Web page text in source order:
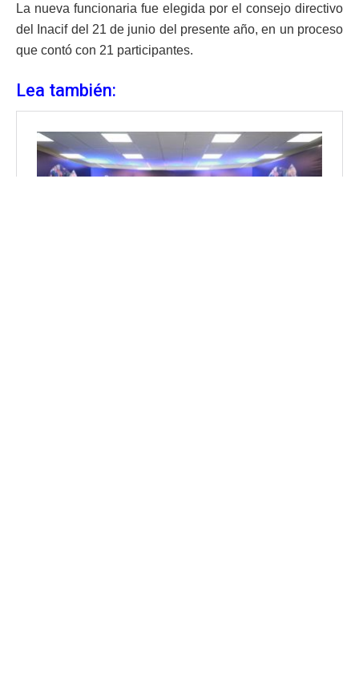
La nueva funcionaria fue elegida por el consejo directivo
del Inacif del 21 de junio del presente año, en un proceso
que contó con 21 participantes.
Lea también: